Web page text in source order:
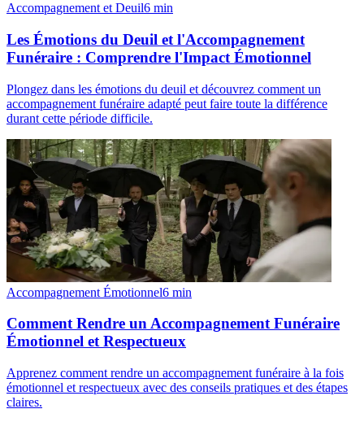
Accompagnement et Deuil6 min
Les Émotions du Deuil et l'Accompagnement
Funéraire : Comprendre l'Impact Émotionnel
Plongez dans les émotions du deuil et découvrez comment un
accompagnement funéraire adapté peut faire toute la différence
durant cette période difficile.
Accompagnement Émotionnel6 min
Comment Rendre un Accompagnement Funéraire
Émotionnel et Respectueux
Apprenez comment rendre un accompagnement funéraire à la fois
émotionnel et respectueux avec des conseils pratiques et des étapes
claires.